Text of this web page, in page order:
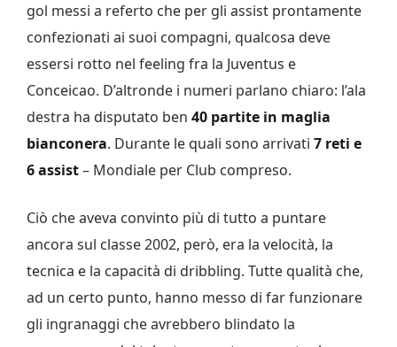
gol messi a referto che per gli assist prontamente
confezionati ai suoi compagni, qualcosa deve
essersi rotto nel feeling fra la Juventus e
Conceicao. D’altronde i numeri parlano chiaro: l’ala
destra ha disputato ben 40 partite in maglia
bianconera. Durante le quali sono arrivati 7 reti e
6 assist– Mondiale per Club compreso.
Ciò che aveva convinto più di tutto a puntare
ancora sul classe 2002, però, era la velocità, la
tecnica e la capacità di dribbling. Tutte qualità che,
ad un certo punto, hanno messo di far funzionare
gli ingranaggi che avrebbero blindato la